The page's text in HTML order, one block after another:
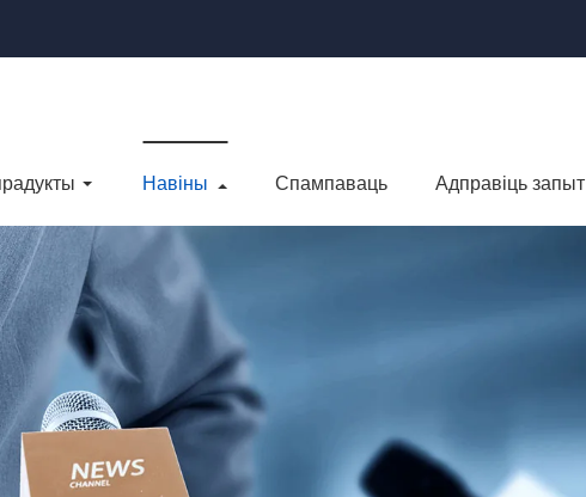
Навіны Спампаваць Адправіць запыт